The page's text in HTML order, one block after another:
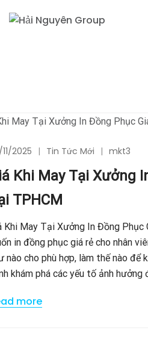
2025 Tin Tức Mới mkt3
Khi May Tại Xưởng
TPHCM
Khi May Tại Xưởng In Đồng Phục
in đồng phục giá rẻ cho nhân
nào cho phù hợp, làm thế nào để
khám phá các yếu tố ảnh hưởng
more